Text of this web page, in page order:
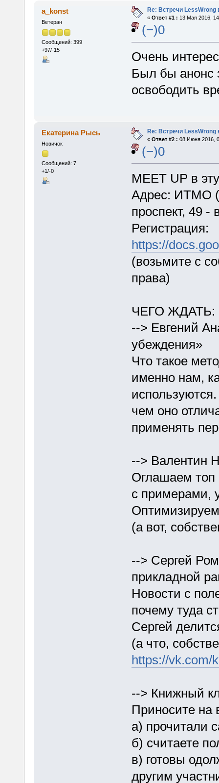
a_konst
Ветеран
Сообщений: 399
+97/-15
Re: Встречи LessWrong
« Ответ #1 : 13 Мая 2016,
(−)0
Очень
Был бы анонс
освободить
Екатерина Рысь
Новичок
Сообщений: 7
+1/-0
Re: Встречи LessWrong
« Ответ #2 : 08 Июня 2016,
(−)0
MEET UP в
Адрес: ИТМО
проспект, 49
Регистрация:
https://
(возьмите с
права)
ЧЕГО ЖДАТЬ:
--> Евгений
убеждения»
Что такое
именно нам,
чем оно
применять
--> Валентин
Оглашаем топ
с примерами,
(а вот,
--> Сергей
прикладной
Новости с
почему туда
Сергей
(а что,
https://vk.com/
--> Книжный
Приносите на
а) прочитали
б) считаете
в) готовы
другим